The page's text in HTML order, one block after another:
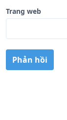
Trang web